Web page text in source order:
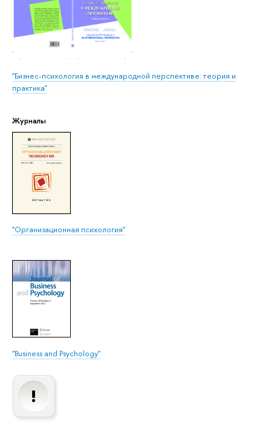
"Бизнес-психология в международной перспективе: теория и
практика"
Журналы
"Организационная психология"
"Business and Psychology"